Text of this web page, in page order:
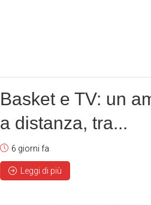
Basket e TV: un
a distanza, tra...
6 giorni fa
Leggi di più